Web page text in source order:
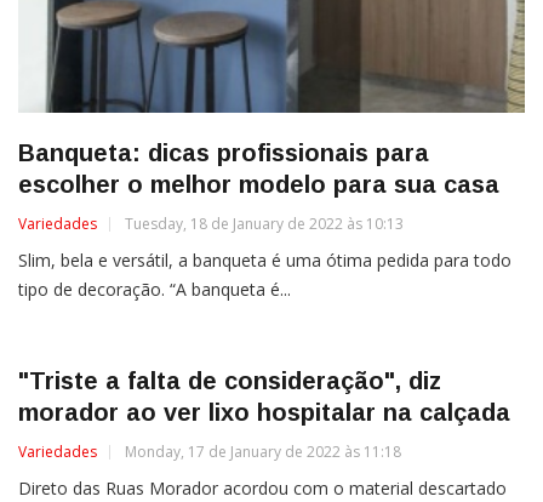
Banqueta: dicas profissionais para
escolher o melhor modelo para sua casa
Variedades Tuesday, 18 de January de 2022 às 10:13
Slim, bela e versátil, a banqueta é uma ótima pedida para todo
tipo de decoração. “A banqueta é...
"Triste a falta de consideração", diz
morador ao ver lixo hospitalar na calçada
Variedades Monday, 17 de January de 2022 às 11:18
Direto das Ruas Morador acordou com o material descartado